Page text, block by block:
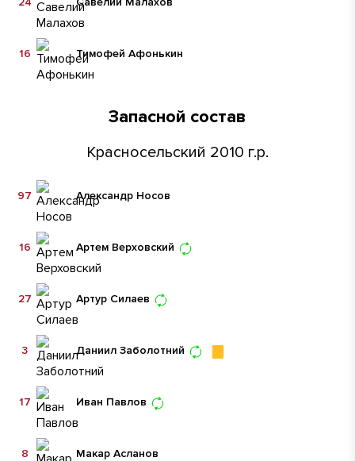
Тимофей Афонькин
16
Запасной состав
Красносельский 2010 г.р.
Александр Носов
97
Артем Верховский
16
Артур Силаев
27
Даниил Заболотний
3
Иван Павлов
17
Макар Асланов
8